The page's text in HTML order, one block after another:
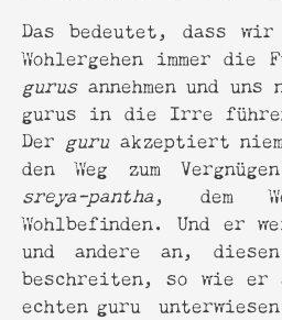
Das bedeutet, dass
Wohlergehen immer die
gurusannehmen und uns
gurus in die Irre
Der guruakzeptiert
den Weg zum
sreya-pantha, dem
Wohlbefinden. Und er
und andere an,
beschreiten, so wie er
echten guru unterwiesen